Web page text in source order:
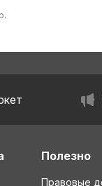
Полезно
Правовые